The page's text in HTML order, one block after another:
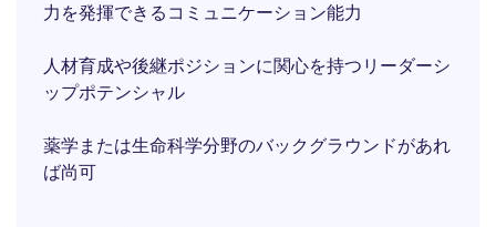
力を発揮できるコミュニケーション能力
人材育成や後継ポジションに関心を持つリーダーシ
ップポテンシャル
薬学または生命科学分野のバックグラウンドがあれ
ば尚可